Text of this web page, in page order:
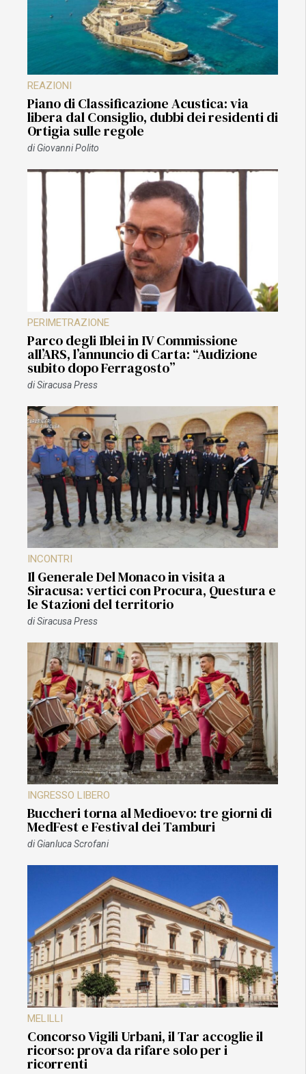
REAZIONI
Piano di Classificazione Acustica: via
libera dal Consiglio, dubbi dei residenti di
Ortigia sulle regole
diGiovanni Polito
PERIMETRAZIONE
Parco degli Iblei in IV Commissione
all’ARS, l’annuncio di Carta: “Audizione
subito dopo Ferragosto”
diSiracusa Press
INCONTRI
Il Generale Del Monaco in visita a
Siracusa: vertici con Procura, Questura e
le Stazioni del territorio
diSiracusa Press
INGRESSO LIBERO
Buccheri torna al Medioevo: tre giorni di
MedFest e Festival dei Tamburi
diGianluca Scrofani
MELILLI
Concorso Vigili Urbani, il Tar accoglie il
ricorso: prova da rifare solo per i
ricorrenti